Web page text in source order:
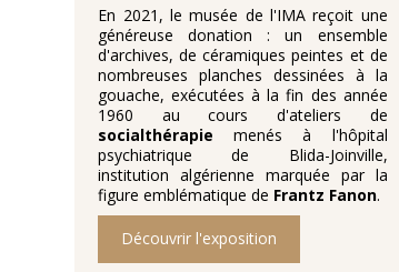
En 2021, le musée de l'IMA reçoit une
généreuse donation : un ensemble
d'archives, de céramiques peintes et de
nombreuses planches dessinées à la
gouache, exécutées à la fin des année
1960 au cours d'ateliers de
socialthérapiemenés à l'hôpital
psychiatrique de Blida-Joinville,
institution algérienne marquée par la
figure emblématique de Frantz Fanon.
Découvrir l'exposition